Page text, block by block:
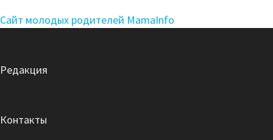
Сайт молодых родителей MamaInfo
Редакция
Контакты